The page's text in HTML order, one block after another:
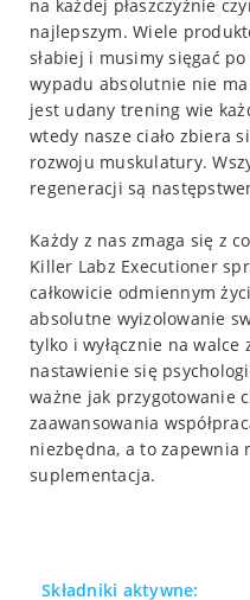
na każdej płaszczyźnie
najlepszym. Wiele
słabiej i musimy sięgać
wypadu absolutnie nie
jest udany trening wie
wtedy nasze ciało zbiera
rozwoju muskulatury.
regeneracji są
Każdy z nas zmaga się z
Killer Labz Executioner
całkowicie odmiennym
absolutne wyizolowanie
tylko i wyłącznie na
nastawienie się
ważne jak przygotowanie
zaawansowania
niezbędna, a to zapewnia
suplementacja.
Składniki aktywne: